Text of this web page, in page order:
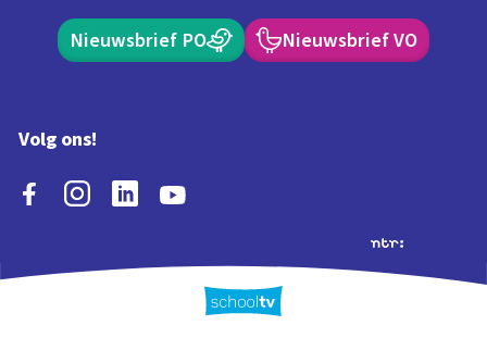
Nieuwsbrief PO Nieuwsbrief VO
Volg ons!